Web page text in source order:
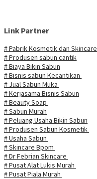
Link Partner
# Pabrik Kosmetik dan Skincare
# Produsen sabun cantik
# Biaya Bikin Sabun
# Bisnis sabun Kecantikan
# Jual Sabun Muka
# Kerjasama Bisnis Sabun
# Beauty Soap
# Sabun Murah
# Peluang Usaha Bikin Sabun
# Produsen Sabun Kosmetik
# Usaha Sabun
# Skincare Bpom
# Dr Febrian Skincare
# Pusat Alat Lukis Murah
# Pusat Piala Murah